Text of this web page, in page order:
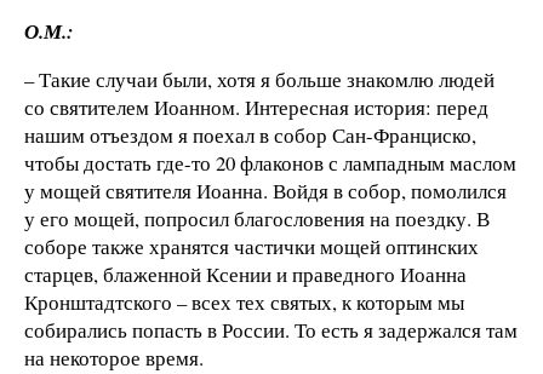
О.М.:
– Такие случаи были, хотя я больше знакомлю людей
со святителем Иоанном. Интересная история: перед
нашим отъездом я поехал в собор Сан-Франциско,
чтобы достать где-то 20 флаконов с лампадным маслом
у мощей святителя Иоанна. Войдя в собор, помолился
у его мощей, попросил благословения на поездку. В
соборе также хранятся частички мощей оптинских
старцев, блаженной Ксении и праведного Иоанна
Кронштадтского – всех тех святых, к которым мы
собирались попасть в России. То есть я задержался там
на некоторое время.